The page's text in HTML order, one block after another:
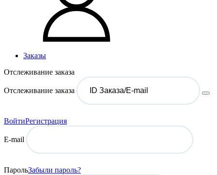
Заказы
Отслеживание заказа
Отслеживание заказа
ВойтиРегистрация
E-mail
ПарольЗабыли пароль?